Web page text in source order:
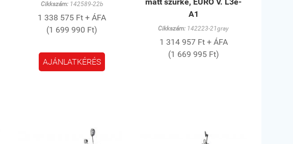
Cikkszám:142589-22b
1 338 575 Ft + ÁFA
(1 699 990 Ft)
AJÁNLATKÉRÉS
A1
Cikkszám: 142223-21gray
1 314 957 Ft + ÁFA
(1 669 995 Ft)